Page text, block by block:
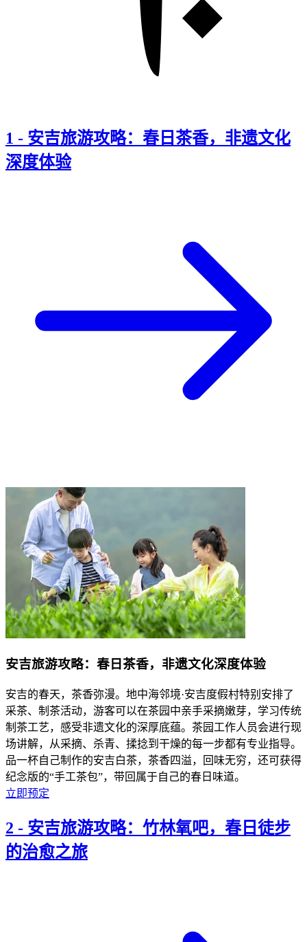
1 - 安吉旅游攻略：春日茶香，非遗文化
深度体验
安吉旅游攻略：春日茶香，非遗文化深度体验
安吉的春天，茶香弥漫。地中海邻境·安吉度假村特别安排了
采茶、制茶活动，游客可以在茶园中亲手采摘嫩芽，学习传统
制茶工艺，感受非遗文化的深厚底蕴。茶园工作人员会进行现
场讲解，从采摘、杀青、揉捻到干燥的每一步都有专业指导。
品一杯自己制作的安吉白茶，茶香四溢，回味无穷，还可获得
纪念版的“手工茶包”，带回属于自己的春日味道。
立即预定
2 - 安吉旅游攻略：竹林氧吧，春日徒步
的治愈之旅